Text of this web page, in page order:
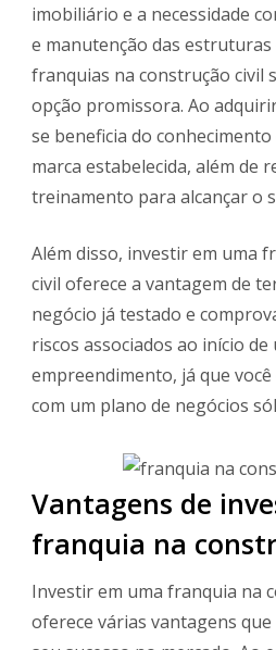
imobiliário e a necessidade
e manutenção das estruturas
franquias na construção civil
opção promissora. Ao
se beneficia do
marca estabelecida, além de
treinamento para alcançar o
Além disso, investir em uma
civil oferece a vantagem de
negócio já testado e
riscos associados ao início de
empreendimento, já que
com um plano de negócios
Vantagens de
franquia na
Investir em uma franquia na
oferece várias vantagens